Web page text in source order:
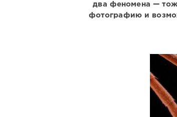
два феномена —
фотографию и